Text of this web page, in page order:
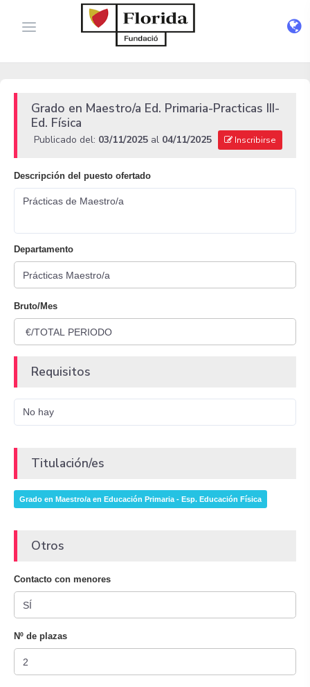
Grado en Maestro/a Ed. Primaria-Practicas III-
Ed. Física
Publicado del: 03/11/2025 al 04/11/2025 Inscribirse
Descripción del puesto ofertado
Prácticas de Maestro/a
Departamento
Bruto/Mes
Requisitos
No hay
Titulación/es
Grado en Maestro/a en Educación Primaria - Esp. Educación Física
Otros
Contacto con menores
Nº de plazas